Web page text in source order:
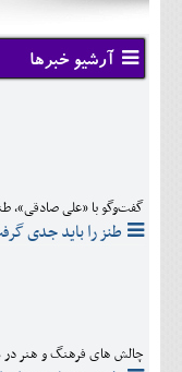
تماس با ما
وبلاگ
کلینیک
فرهنگی و هنری
آرشیو خبرها
گفت‌و‌گو با «علی صادقی»،
طنز را باید جدی
چالش های فرهنگ و هنر در